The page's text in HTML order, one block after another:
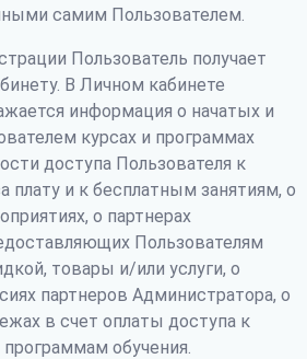
самим Пользователем.
Пользователь получает
В Личном кабинете
информация о начатых и
курсах и программах
доступа Пользователя к
плату и к бесплатным занятиям, о
о партнерах
Пользователям
товары и/или услуги, о
партнеров Администратора, о
в счет оплаты доступа к
обучения.